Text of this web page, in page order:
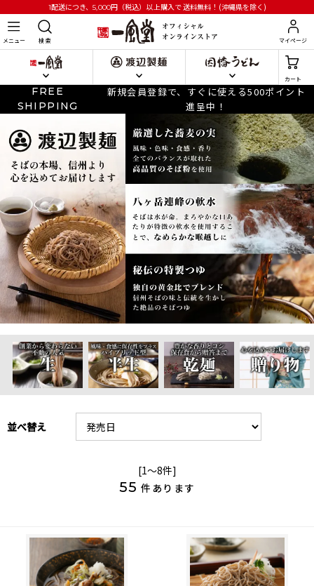
1配送につき、5,000円 （税込）以上購入で送料無料！(沖縄県を除く)
メニュー 検 索 マイページ
カート
FREE
SHIPPING
新規会員登録で、すぐに使える500ポイント
進呈中！
並べ替え
[1～8件]
55 件あります